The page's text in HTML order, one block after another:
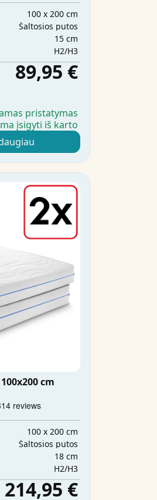
100 x 200 cm
Šaltosios putos
15 cm
H2/H3
89,95 €
pristatymas
įsigyti iš karto
cm
100 x 200 cm
Šaltosios putos
18 cm
H2/H3
214,95 €